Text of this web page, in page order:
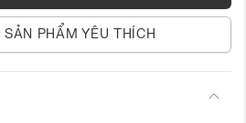
PHẨM YÊU THÍCH